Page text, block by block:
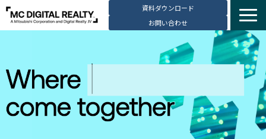
資料ダウンロード
お問い合わせ
選ばれる理由
導入事例